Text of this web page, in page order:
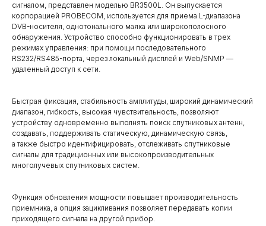
сигналом, представлен моделью BR3500L. Он выпускается
корпорацией PROBECOM, используется для приема L-диапазона
DVB-носителя, однотонального маяка или широкополосного
обнаружения. Устройство способно функционировать в трех
режимах управления: при помощи последовательного
RS232/RS485-порта, через локальный дисплей и Web/SNMP —
удаленный доступ к сети.
Быстрая фиксация, стабильность амплитуды, широкий динамический
диапазон, гибкость, высокая чувствительность, позволяют
устройству одновременно выполнять поиск спутниковых антенн,
создавать, поддерживать статическую, динамическую связь,
а также быстро идентифицировать, отслеживать спутниковые
сигналы для традиционных или высокопроизводительных
многолучевых спутниковых систем.
Функция обновления мощности повышает производительность
приемника, а опция зацикливания позволяет передавать копии
приходящего сигнала на другой прибор.